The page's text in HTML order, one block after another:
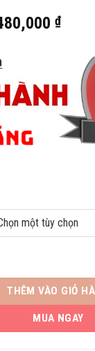
₫
14-DY 14-DW,
THÊM VÀO GIỎ
MUA NGAY